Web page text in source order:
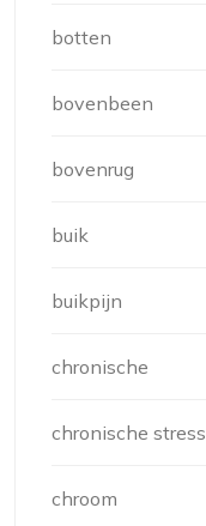
botten
bovenbeen
bovenrug
buik
buikpijn
chronische
chronische stress
chroom